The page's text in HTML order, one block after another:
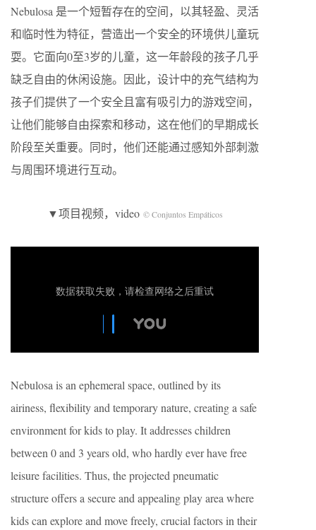
Nebulosa 是一个短暂存在的空间，以其轻盈、灵活
和临时性为特征，营造出一个安全的环境供儿童玩
耍。它面向0至3岁的儿童，这一年龄段的孩子几乎
缺乏自由的休闲设施。因此，设计中的充气结构为
孩子们提供了一个安全且富有吸引力的游戏空间，
让他们能够自由探索和移动，这在他们的早期成长
阶段至关重要。同时，他们还能通过感知外部刺激
与周围环境进行互动。
▼项目视频，video © Conjuntos Empáticos
Nebulosa is an ephemeral space, outlined by its
airiness, flexibility and temporary nature, creating a safe
environment for kids to play. It addresses children
between 0 and 3 years old, who hardly ever have free
leisure facilities. Thus, the projected pneumatic
structure offers a secure and appealing play area where
kids can explore and move freely, crucial factors in their